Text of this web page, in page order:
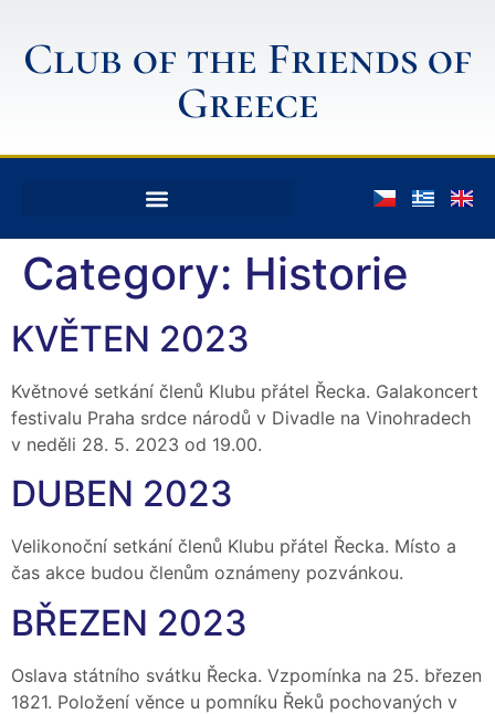
Club of the Friends of
Greece
Category: Historie
KVĚTEN 2023
Květnové setkání členů Klubu přátel Řecka. Galakoncert
festivalu Praha srdce národů v Divadle na Vinohradech
v neděli 28. 5. 2023 od 19.00.
DUBEN 2023
Velikonoční setkání členů Klubu přátel Řecka. Místo a
čas akce budou členům oznámeny pozvánkou.
BŘEZEN 2023
Oslava státního svátku Řecka. Vzpomínka na 25. březen
1821. Položení věnce u pomníku Řeků pochovaných v